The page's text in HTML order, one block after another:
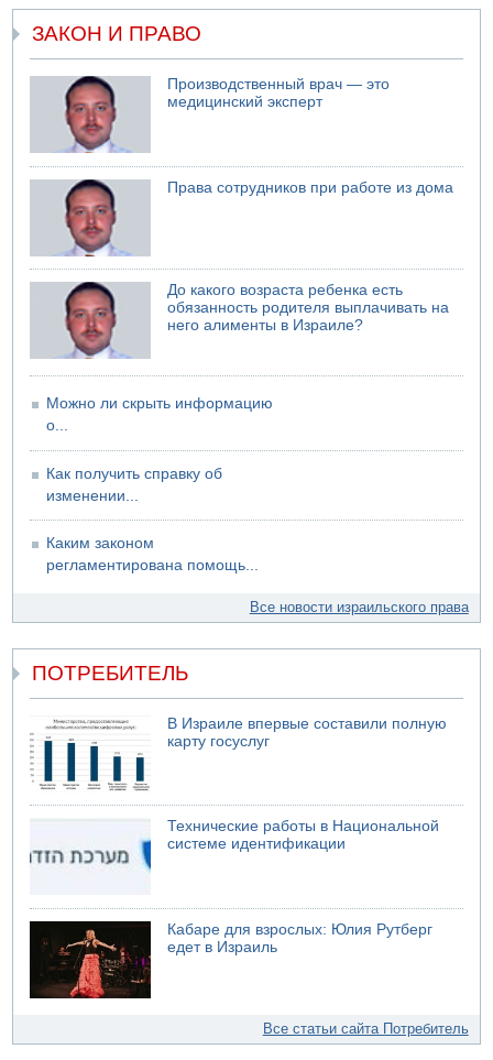
ЗАКОН И ПРАВО
Производственный врач — это
медицинский эксперт
Права сотрудников при работе из дома
До какого возраста ребенка есть
обязанность родителя выплачивать на
него алименты в Израиле?
Можно ли скрыть информацию
о...
Как получить справку об
изменении...
Каким законом
регламентирована помощь...
Все новости израильского права
ПОТРЕБИТЕЛЬ
В Израиле впервые составили полную
карту госуслуг
Технические работы в Национальной
системе идентификации
Кабаре для взрослых: Юлия Рутберг
едет в Израиль
Все статьи сайта Потребитель